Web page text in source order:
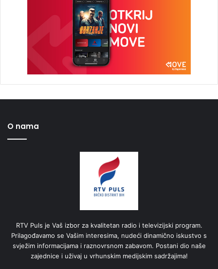
O nama
RTV Puls je Vaš izbor za kvalitetan radio i televizijski program.
Prilagođavamo se Vašim interesima, nudeći dinamično iskustvo s
svježim informacijama i raznovrsnom zabavom. Postani dio naše
zajednice i uživaj u vrhunskim medijskim sadržajima!